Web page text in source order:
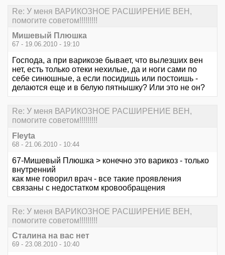
Re: У меня ВАРИКОЗНОЕ РАСШИРЕНИЕ ВЕН,
помогите советом!!!!!!!!!
Мишевый Плюшка
67 - 19.06.2010 - 19:10
Господа, а при варикозе бывает, что вылезших вен
нет, есть только отеки нехилые, да и ноги сами по
себе синюшные, а если посидишь или постоишь -
делаются еще и в белую пятнышку? Или это не он?
Re: У меня ВАРИКОЗНОЕ РАСШИРЕНИЕ ВЕН,
помогите советом!!!!!!!!!
Fleyta
68 - 21.06.2010 - 10:44
67-Мишевый Плюшка > конечно это варикоз - только
внутренний
как мне говорил врач - все такие проявления
связаны с недостатком кровообращения
Re: У меня ВАРИКОЗНОЕ РАСШИРЕНИЕ ВЕН,
помогите советом!!!!!!!!!
Сталина на вас нет
69 - 23.08.2010 - 10:40